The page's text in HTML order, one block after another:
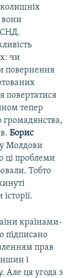
колишніх
вони
СНД.
чи
повернення
повертатися
тепер
громадянства,
Борис
Молдови
ці проблеми
Тобто
країнами-
підписано
прав
і
Але ця угода з